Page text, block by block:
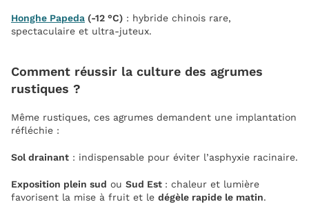
Honghe Papeda (-12 °C) : hybride chinois rare,
spectaculaire et ultra-juteux.
Comment réussir la culture des agrumes
rustiques ?
Même rustiques, ces agrumes demandent une implantation
réfléchie :
Sol drainant : indispensable pour éviter l’asphyxie racinaire.
Exposition plein sud ou Sud Est : chaleur et lumière
favorisent la mise à fruit et le dégèle rapide le matin.